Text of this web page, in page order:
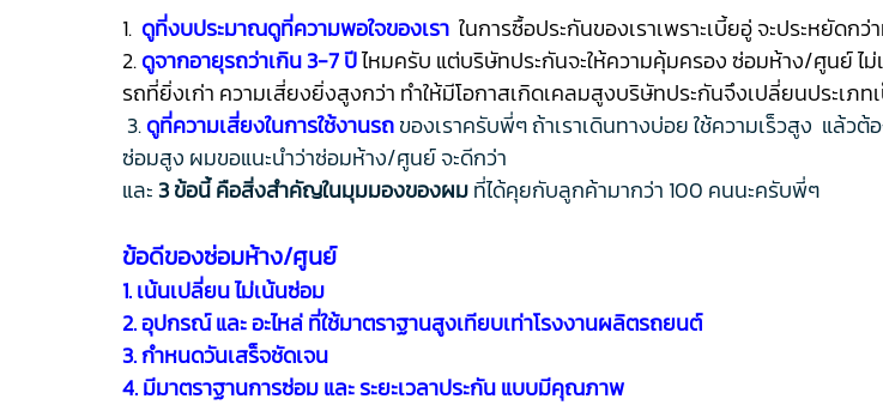
1. ดูที่งบประมาณดูที่ความพอใจของเรา ในการซื้อประกันของเราเพราะเบี้ยอู่ จะประหยัดก
2.ดูจากอายุรถว่าเกิน 3-7 ปีไหมครับ แต่บริษัทประกันจะให้ความคุ้มครอง ซ่อมห้าง/ศูนย์ ไม่
รถที่ยิ่งเก่า ความเสี่ยงยิ่งสูงกว่า ทำให้มีโอกาสเกิดเคลมสูงบริษัทประกันจึงเปลี่ยนประเภท
3.ดูที่ความเสี่ยงในการใช้งานรถของเราครับพี่ๆ ถ้าเราเดินทางบ่อย ใช้ความเร็วสูง แล้
ซ่อมสูง ผมขอแนะนำว่าซ่อมห้าง/ศูนย์ จะดีกว่า
และ3 ข้อนี้ คือสิ่งสำคัญในมุมมองของผมที่ได้คุยกับลูกค้ามากว่า 100 คนนะครับพี่ๆ
ข้อดีของซ่อมห้าง/ศูนย์
1. เน้นเปลี่ยน ไม่เน้นซ่อม
2. อุปกรณ์ และ อะไหล่ ที่ใช้มาตราฐานสูงเทียบเท่าโรงงานผลิตรถยนต์
3. กำหนดวันเสร็จชัดเจน
4. มีมาตราฐานการซ่อม และ ระยะเวลาประกัน แบบมีคุณภาพ